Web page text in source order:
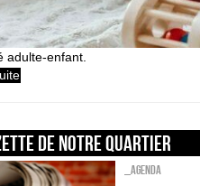
adulte-enfant.
de notre quartier
_Agenda